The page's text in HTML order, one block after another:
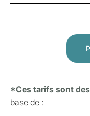
*Ces tarifs sont
base de :